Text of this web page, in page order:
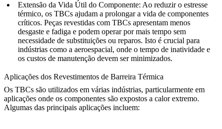
Extensão da Vida Útil do Componente: Ao reduzir o estresse
térmico, os TBCs ajudam a prolongar a vida de componentes
críticos. Peças revestidas com TBCs apresentam menos
desgaste e fadiga e podem operar por mais tempo sem
necessidade de substituições ou reparos. Isto é crucial para
indústrias como a aeroespacial, onde o tempo de inatividade e
os custos de manutenção devem ser minimizados.
Aplicações dos Revestimentos de Barreira Térmica
Os TBCs são utilizados em várias indústrias, particularmente em
aplicações onde os componentes são expostos a calor extremo.
Algumas das principais aplicações incluem: